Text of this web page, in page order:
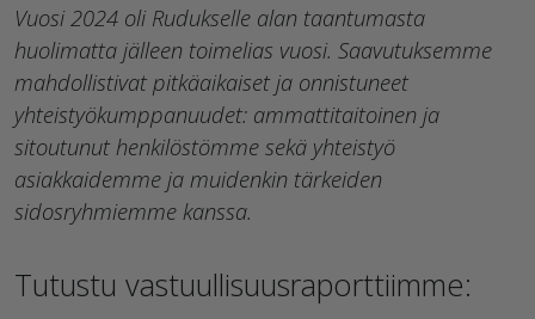
Vuosi 2024 oli Rudukselle alan taantumasta
huolimatta jälleen toimelias vuosi. Saavutuksemme
mahdollistivat pitkäaikaiset ja onnistuneet
yhteistyökumppanuudet: ammattitaitoinen ja
sitoutunut henkilöstömme sekä yhteistyö
asiakkaidemme ja muidenkin tärkeiden
sidosryhmiemme kanssa.
Tutustu vastuullisuusraporttiimme: